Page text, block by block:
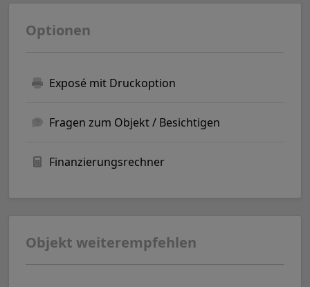
Optionen
Exposé mit Druckoption
Fragen zum Objekt / Besichtigen
Finanzierungsrechner
Objekt weiterempfehlen